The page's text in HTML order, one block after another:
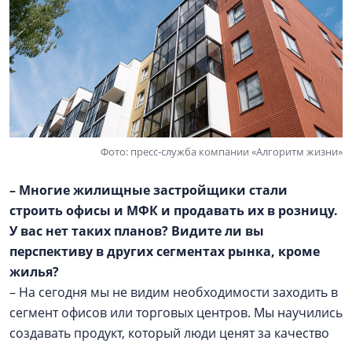
Фото: пресс-служба компании «Алгоритм жизни»
– Многие жилищные застройщики стали
строить офисы и МФК и продавать их в розницу.
У вас нет таких планов? Видите ли вы
перспективу в других сегментах рынка, кроме
жилья?
– На сегодня мы не видим необходимости заходить в
сегмент офисов или торговых центров. Мы научились
создавать продукт, который люди ценят за качество